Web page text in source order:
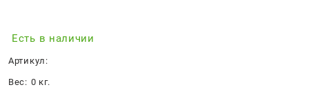
Есть в наличии
Артикул:
Вес: 0 кг.